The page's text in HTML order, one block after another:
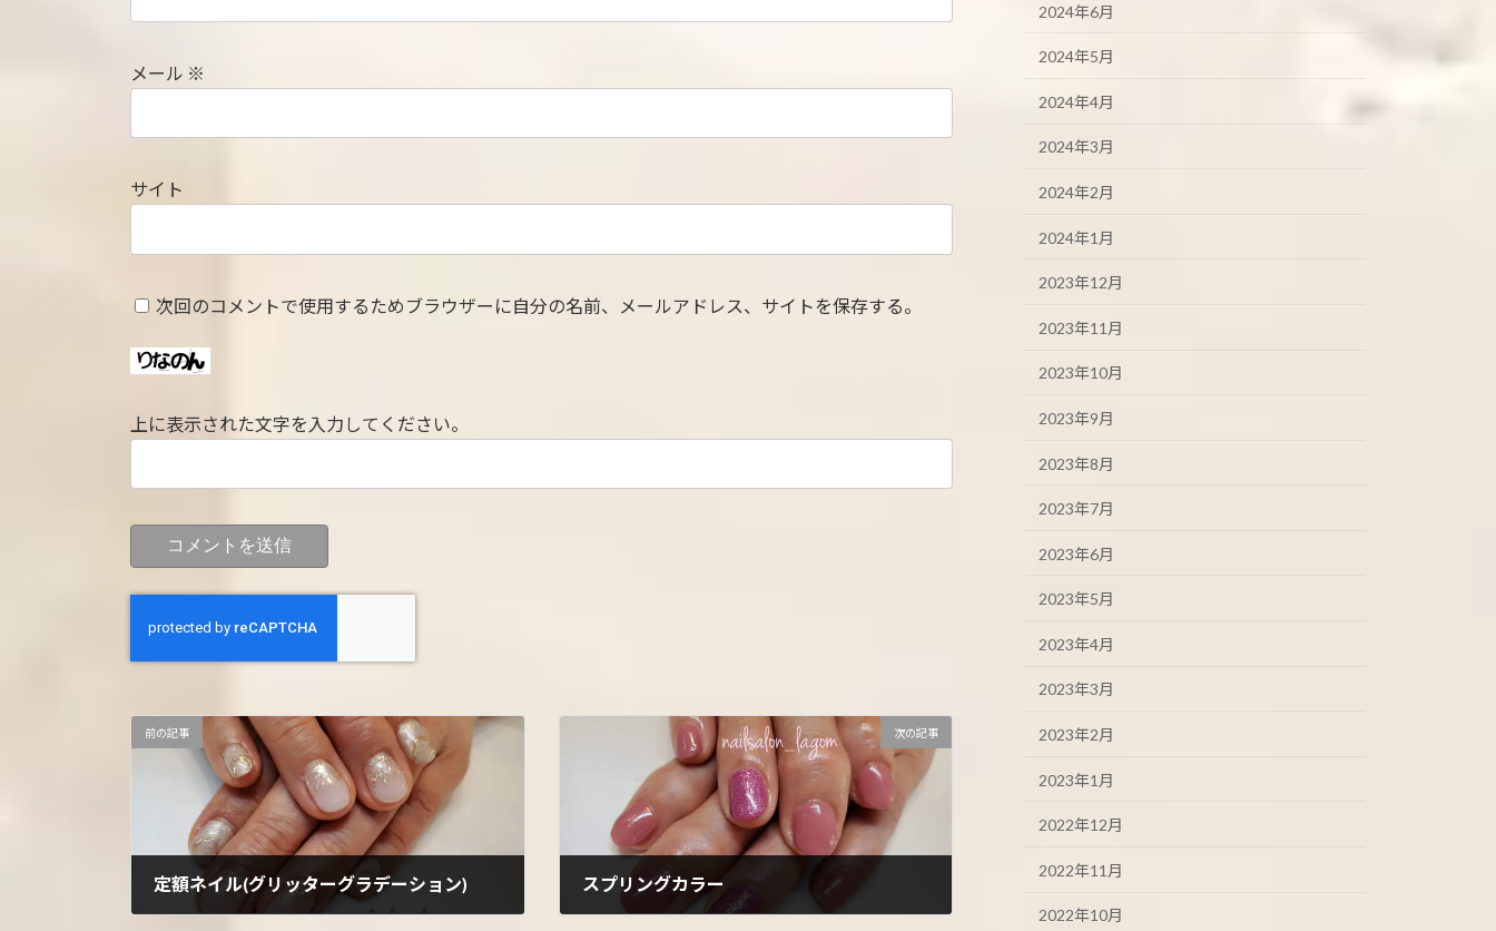
メール ※
サイト
次回のコメントで使用するためブラウザーに自分の名前、メールアドレス、サイトを保存する。
上に表示された文字を入力してください。
前の記事
定額ネイル(グリッターグラデーション)
次の記事
スプリングカラー
2024年6月
2024年5月
2024年4月
2024年3月
2024年2月
2024年1月
2023年12月
2023年11月
2023年10月
2023年9月
2023年8月
2023年7月
2023年6月
2023年5月
2023年4月
2023年3月
2023年2月
2023年1月
2022年12月
2022年11月
2022年10月